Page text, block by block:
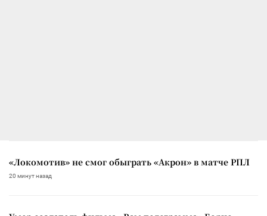
«Локомотив» не смог обыграть «Акрон» в матче РПЛ
20 минут назад